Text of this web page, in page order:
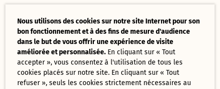
Nous utilisons des cookies sur notre site Internet pour son
bon fonctionnement et à des fins de mesure d'audience
dans le but de vous offrir une expérience de visite
améliorée et personnalisée. En cliquant sur « Tout
accepter », vous consentez à l'utilisation de tous les
cookies placés sur notre site. En cliquant sur « Tout
refuser », seuls les cookies strictement nécessaires au